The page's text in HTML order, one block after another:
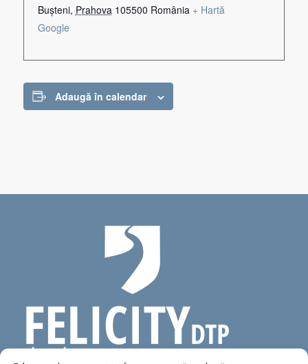
Bușteni, Prahova 105500 România + Hartă
Google
Adaugă în calendar